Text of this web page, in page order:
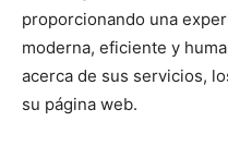
proporcionando una
moderna, eficiente y
acerca de sus servicios,
su página web.